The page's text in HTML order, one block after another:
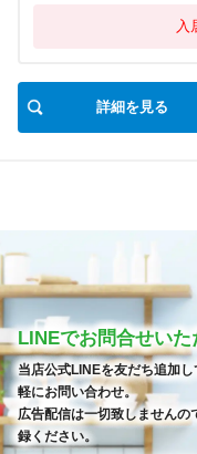
入
詳細を見る
LINEでお問合せいた
当店公式LINEを友だち追加
軽にお問い合わせ。
広告配信は一切致しませんの
録ください。